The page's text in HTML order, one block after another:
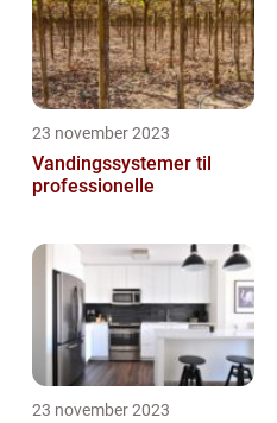
23 november 2023
Vandingssystemer til
professionelle
23 november 2023